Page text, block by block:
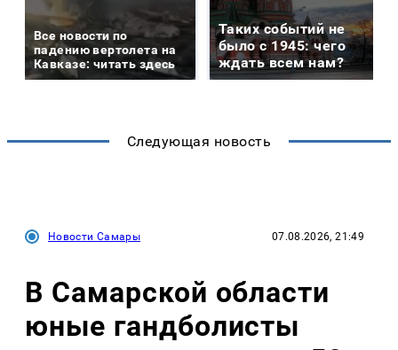
Все новости по
падению вертолета на
Кавказе: читать здесь
Таких событий не
было с 1945: чего
ждать всем нам?
Следующая новость
Новости Самары 07.08.2026, 21:49
В Самарской области
юные гандболисты